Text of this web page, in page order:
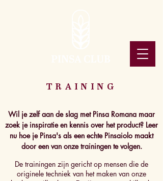
TRAINING
Wil je zelf aan de slag met Pinsa Romana maar
zoek je inspiratie en kennis over het product? Leer
nu hoe je Pinsa's als een echte Pinsaiolo maakt
door een van onze trainingen te volgen.
De trainingen zijn gericht op mensen die de
originele techniek van het maken van onze